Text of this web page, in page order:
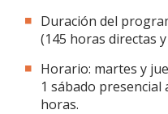
Duración del
(145 horas directas
Horario: martes y
1 sábado presencial
horas.